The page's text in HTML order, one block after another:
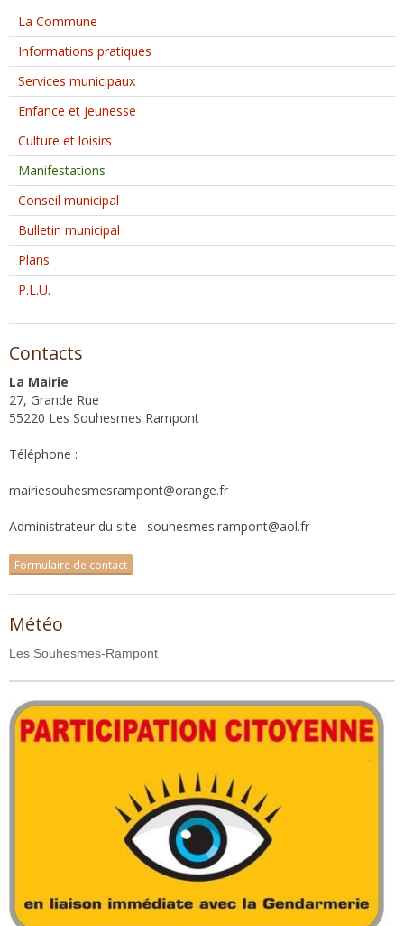
La Commune
Informations pratiques
Services municipaux
Enfance et jeunesse
Culture et loisirs
Manifestations
Conseil municipal
Bulletin municipal
Plans
P.L.U.
Contacts
La Mairie
27, Grande Rue
55220 Les Souhesmes Rampont
Téléphone :
mairiesouhesmesrampont@orange.fr
Administrateur du site : souhesmes.rampont@aol.fr
Formulaire de contact
Météo
Les Souhesmes-Rampont